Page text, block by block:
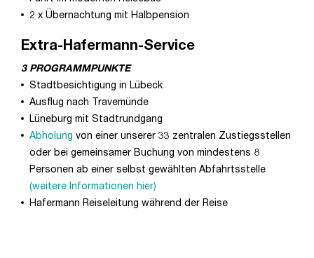
2 x Übernachtung mit Halbpension
Extra-Hafermann-Service
3 PROGRAMMPUNKTE
Stadtbesichtigung in Lübeck
Ausflug nach Travemünde
Lüneburg mit Stadtrundgang
Abholung von einer unserer 33 zentralen Zustiegsstellen
oder bei gemeinsamer Buchung von mindestens 8
Personen ab einer selbst gewählten Abfahrtsstelle
(weitere Informationen hier)
Hafermann Reiseleitung während der Reise